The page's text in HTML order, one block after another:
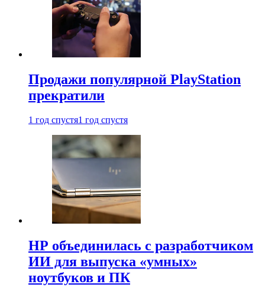
Продажи популярной PlayStation
прекратили
1 год спустя1 год спустя
HP объединилась с разработчиком
ИИ для выпуска «умных»
ноутбуков и ПК